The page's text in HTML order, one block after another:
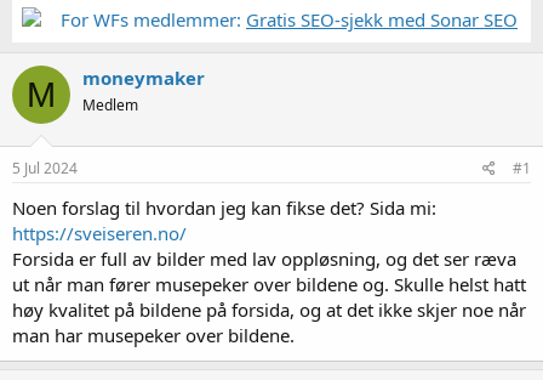
a
e
r
a
For WFs medlemmer: Gratis SEO-sjekk med Sonar SEO
M moneymaker
Medlem
5 Jul 2024 #1
Noen forslag til hvordan jeg kan fikse det? Sida mi:
https://sveiseren.no/
Forsida er full av bilder med lav oppløsning, og det ser ræva
ut når man fører musepeker over bildene og. Skulle helst hatt
høy kvalitet på bildene på forsida, og at det ikke skjer noe når
man har musepeker over bildene.